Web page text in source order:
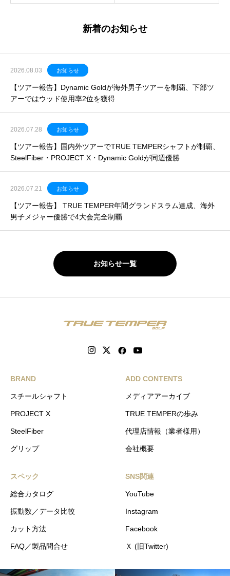
新着のお知らせ
2026.08.03 お知らせ
【ツアー報告】Dynamic Goldが海外男子ツアーを制覇、下部ツ
アーではウッド使用率2位を獲得
2026.07.28 お知らせ
【ツアー報告】国内外ツアーでTRUE TEMPERシャフトが制覇、
SteelFiber・PROJECT X・Dynamic Goldが同週優勝
2026.07.21 お知らせ
【ツアー報告】 TRUE TEMPER年間グランドスラム達成、海外
男子メジャー優勝で4大会完全制覇
お知らせ一覧
BRAND
スチールシャフト
PROJECT X
SteelFiber
グリップ
ADD CONTENTS
メディアアーカイブ
TRUE TEMPERの歩み
代理店情報（業者様用）
会社概要
スペック
総合カタログ
振動数／データ比較
カット方法
FAQ／製品問合せ
SNS関連
YouTube
Instagram
Facebook
Ｘ (旧Twitter)